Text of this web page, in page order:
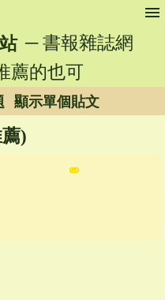
menu
─ 書報雜誌網
的也可
顯示單個貼文
)